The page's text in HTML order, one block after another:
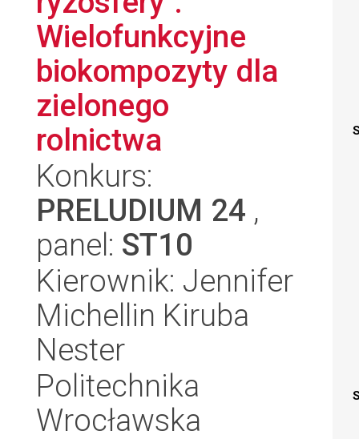
Wielofunkcyjne
biokompozyty dla
zielonego
rolnictwa
Konkurs:
PRELUDIUM 24 ,
panel: ST10
Kierownik: Jennifer
Michellin Kiruba
Nester
Politechnika
Wrocławska